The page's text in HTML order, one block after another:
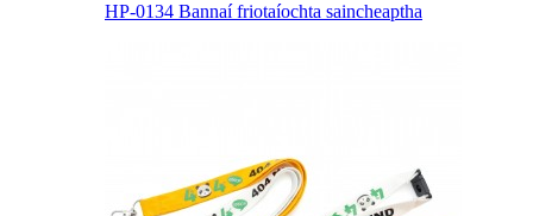
HP-0134 Bannaí friotaíochta saincheaptha